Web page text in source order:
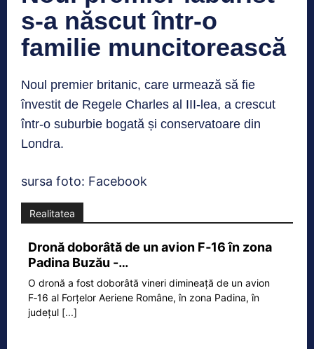
s-a născut într-o
familie muncitorească
Noul premier britanic, care urmează să fie
învestit de Regele Charles al III-lea, a crescut
într-o suburbie bogată și conservatoare din
Londra.
sursa foto: Facebook
Realitatea
Dronă doborâtă de un avion F‑16 în zona
Padina Buzău -…
O dronă a fost doborâtă vineri dimineață de un avion
F‑16 al Forțelor Aeriene Române, în zona Padina, în
județul [...]